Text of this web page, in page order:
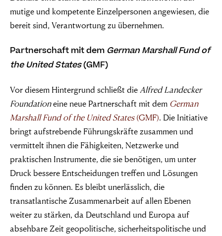
mutige und kompetente Einzelpersonen angewiesen, die
bereit sind, Verantwortung zu übernehmen.
Partnerschaft mit dem German Marshall Fund of
the United States(GMF)
Vor diesem Hintergrund schließt die Alfred Landecker
Foundationeine neue Partnerschaft mit dem German
Marshall Fund of the United States(GMF). Die Initiative
bringt aufstrebende Führungskräfte zusammen und
vermittelt ihnen die Fähigkeiten, Netzwerke und
praktischen Instrumente, die sie benötigen, um unter
Druck bessere Entscheidungen treffen und Lösungen
finden zu können. Es bleibt unerlässlich, die
transatlantische Zusammenarbeit auf allen Ebenen
weiter zu stärken, da Deutschland und Europa auf
absehbare Zeit geopolitische, sicherheitspolitische und